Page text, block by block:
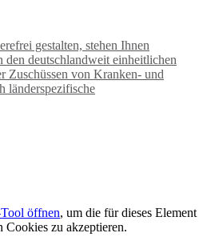
gestalten, stehen Ihnen
den deutschlandweit einheitlichen
Zuschüssen von Kranken- und
länderspezifische
öffnen, um die für dieses Element
Cookies zu akzeptieren.